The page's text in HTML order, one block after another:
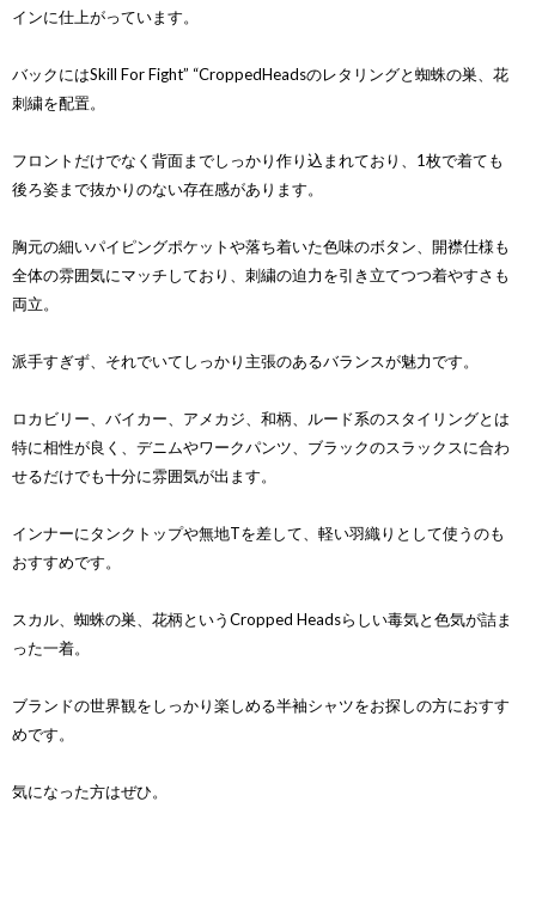
インに仕上がっています。
バックにはSkill For Fight” “CroppedHeadsのレタリングと蜘蛛の巣、花
刺繍を配置。
フロントだけでなく背面までしっかり作り込まれており、1枚で着ても
後ろ姿まで抜かりのない存在感があります。
胸元の細いパイピングポケットや落ち着いた色味のボタン、開襟仕様も
全体の雰囲気にマッチしており、刺繍の迫力を引き立てつつ着やすさも
両立。
派手すぎず、それでいてしっかり主張のあるバランスが魅力です。
ロカビリー、バイカー、アメカジ、和柄、ルード系のスタイリングとは
特に相性が良く、デニムやワークパンツ、ブラックのスラックスに合わ
せるだけでも十分に雰囲気が出ます。
インナーにタンクトップや無地Tを差して、軽い羽織りとして使うのも
おすすめです。
スカル、蜘蛛の巣、花柄というCropped Headsらしい毒気と色気が詰ま
った一着。
ブランドの世界観をしっかり楽しめる半袖シャツをお探しの方におすす
めです。
気になった方はぜひ。